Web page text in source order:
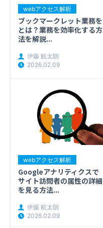
webアクセス解析
ブックマークレット業務を
とは？業務を効率化する方
法を解説...
伊藤 航太朗
2026.02.09
webアクセス解析
Googleアナリティクスで
サイト訪問者の属性の詳細
を見る方法...
伊藤 航太朗
2026.02.09